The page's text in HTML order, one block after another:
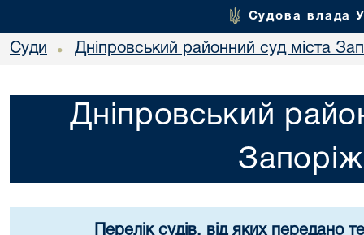
Судова влада
Суди • Дніпровський районний суд міста
Дніпровський
Перелік судів, від яких передано